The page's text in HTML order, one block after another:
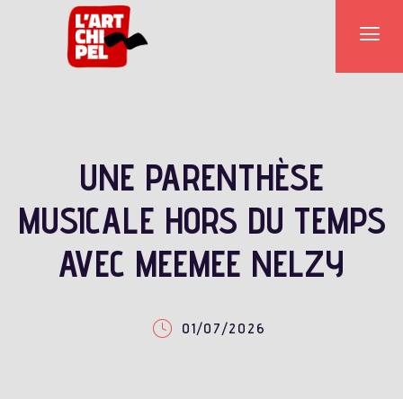
UNE PARENTHÈSE
MUSICALE HORS DU TEMPS
AVEC MEEMEE NELZY
01/07/2026